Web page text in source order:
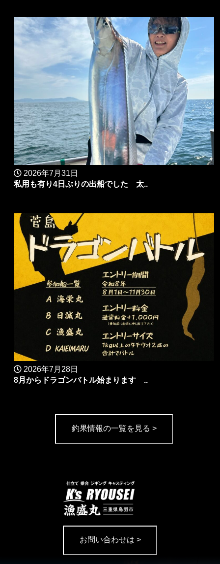
2026年7月31日
私用も有り4日ぶりの出船でした 太..
2026年7月28日
8月からドラゴンバトル始まります ..
釣果情報の一覧を見る >
お問い合わせは >